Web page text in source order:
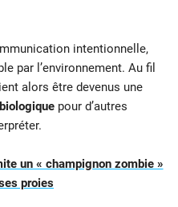
intentionnelle,
par l’environnement. Au fil
alors être devenus une
pour d’autres
un « champignon zombie »
proies